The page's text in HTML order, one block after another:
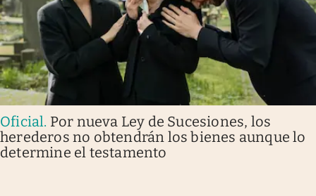
Oficial. Por nueva Ley de Sucesiones, los
herederos no obtendrán los bienes aunque lo
determine el testamento